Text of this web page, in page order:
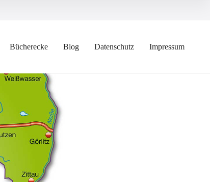
Bücherecke Blog Datenschutz Impressum